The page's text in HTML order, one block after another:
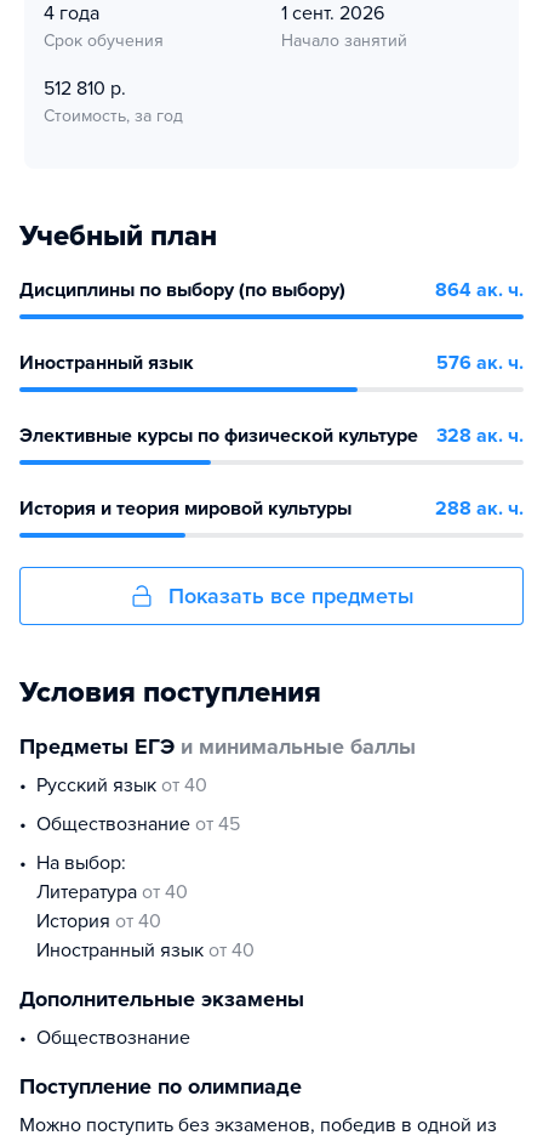
4 года
Срок обучения
1 сент. 2026
Начало занятий
512 810 р.
Стоимость, за год
Учебный план
Дисциплины по выбору (по выбору) 864 ак. ч.
Иностранный язык 576 ак. ч.
Элективные курсы по физической культуре 328 ак. ч.
История и теория мировой культуры 288 ак. ч.
Показать все предметы
Условия поступления
Предметы ЕГЭ и минимальные баллы
русский язык от 40
обществознание от 45
На выбор:
литература от 40
история от 40
иностранный язык от 40
Дополнительные экзамены
Обществознание
Поступление по олимпиаде
Можно поступить без экзаменов, победив в одной из